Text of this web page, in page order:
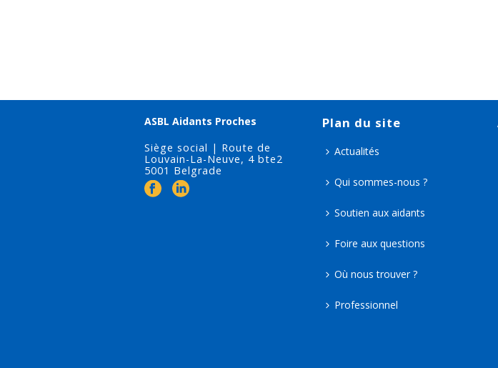
ASBL Aidants Proches
Siège social | Route de
Louvain-La-Neuve, 4 bte2
5001 Belgrade
Plan du site
Actualités
Qui sommes-nous ?
Soutien aux aidants
Foire aux questions
Où nous trouver ?
Professionnel